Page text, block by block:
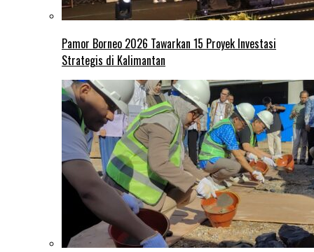
Pamor Borneo 2026 Tawarkan 15 Proyek Investasi
Strategis di Kalimantan